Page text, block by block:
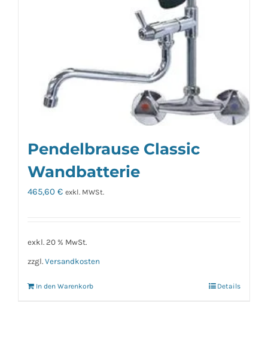
Pendelbrause Classic
Wandbatterie
465,60 € exkl. MWSt.
exkl. 20 % MwSt.
zzgl. Versandkosten
In den Warenkorb Details